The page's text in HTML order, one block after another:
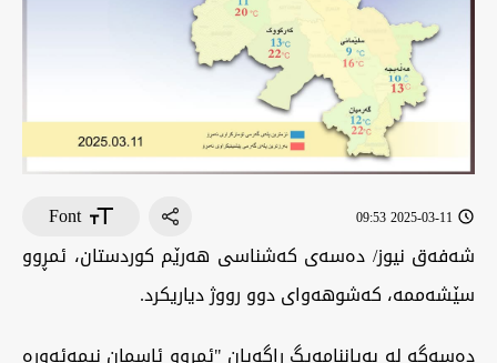
2025-03-11 09:53
Font
شەفەق نیوز/ دەسەی کەشناسی هەرێم کوردستان، ئمڕوو
سێشەممە، کەشوهەوای دوو رووژ دیاریکرد.
دەسەگە لە بەیاننامەیگ راگەیان "ئمڕوو ئاسمان نیمەئەورە